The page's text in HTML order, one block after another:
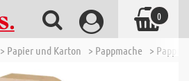
> Papier und Karton > Pappmache >
0